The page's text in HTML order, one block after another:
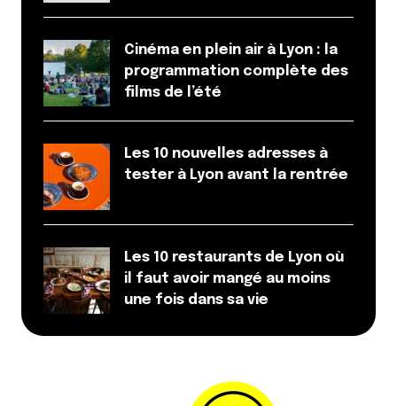
Cinéma en plein air à Lyon : la
programmation complète des
films de l’été
Les 10 nouvelles adresses à
tester à Lyon avant la rentrée
Les 10 restaurants de Lyon où
il faut avoir mangé au moins
une fois dans sa vie